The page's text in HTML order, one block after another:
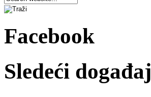
Facebook
Sledeći